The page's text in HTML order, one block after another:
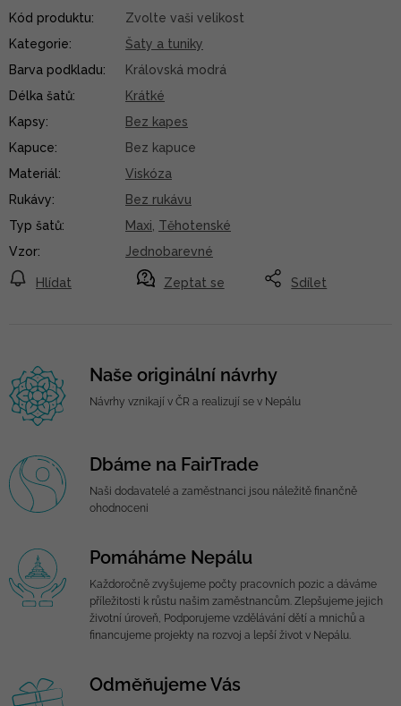
Zeptat se
Hlídat Sdílet
Kód produktu:
Zvolte vaši velikost
Kategorie:
Šaty a tuniky
Barva podkladu:
Královská modrá
Délka šatů:
Krátké
Kapsy:
Bez kapes
Kapuce:
Bez kapuce
Materiál:
Viskóza
Rukávy:
Bez rukávu
Typ šatů: Maxi Těhotenské
Vzor: Jednobarevné
Naše originální návrhy
Návrhy vznikají v ČR a realizují se v Nepálu
Dbáme na FairTrade
Naši dodavatelé a zaměstnanci jsou náležitě finančně
ohodnoceni
Pomáháme Nepálu
Každoročně zvyšujeme počty pracovních pozic a dáváme
příležitosti k růstu našim zaměstnancům. Zlepšujeme jejich
životní úroveň, Podporujeme vzdělávání dětí a mnichů a
financujeme projekty na rozvoj a lepší život v Nepálu.
Odměňujeme Vás